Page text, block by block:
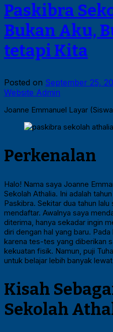
Paskibra
Bukan Aku,
tetapi Kita
Posted on September 25,
Website Admin
Joanne Emmanuel Layar
Perkenalan
Halo! Nama saya Joanne
Sekolah Athalia. Ini adalah
Paskibra. Sekitar dua tahun
mendaftar. Awalnya saya
diterima, hanya sekadar ingin
diri dengan hal yang baru.
karena tes-tes yang diberikan
kekuatan fisik. Namun, puji
untuk belajar lebih banyak
Kisah
Sekolah